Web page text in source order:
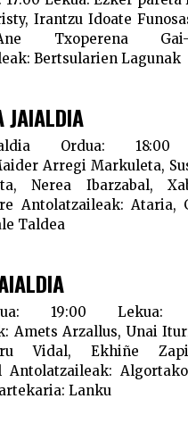
Irantzu Idoate
Txoperena
Bertsularien Lagunak
Ordua:
Arregi Markuleta,
Nerea Ibarzabal,
Antolatzaileak: Ataria,
Taldea
19:00 Lekua:
Amets Arzallus, Unai
Vidal, Ekhiñe
Antolatzaileak:
Lanku